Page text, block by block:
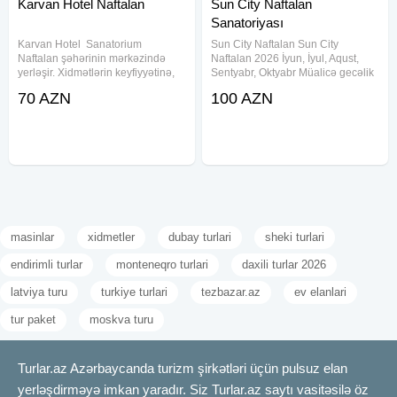
Karvan Hotel Naftalan
Karvan Hotel Sanatorium
Naftalan şəhərinin mərkəzində
yerləşir. Xidmətlərin keyfiyyətinə,
rahatlığına görə ən yaxşı
70 AZN
Sun City Naftalan
Sanatoriyası
Sun City Naftalan Sun City
Naftalan 2026 İyun, İyul, Aqust,
Sentyabr, Oktyabr Müalicə gecəlik
rezerv olunur) Superrior otaq : 1
100 AZN
masinlar xidmetler dubay turlari sheki turlari
endirimli turlar monteneqro turlari daxili turlar 2026
latviya turu turkiye turlari tezbazar.az ev elanlari
tur paket moskva turu
Turlar.az Azərbaycanda turizm şirkətləri üçün pulsuz elan
yerləşdirməyə imkan yaradır. Siz Turlar.az saytı vasitəsilə öz